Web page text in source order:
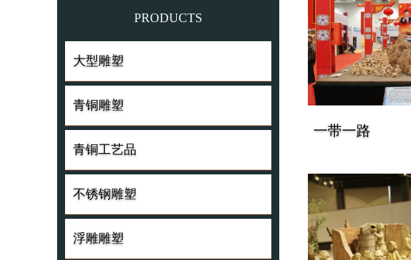
PRODUCTS
大型雕塑 大型雕塑
青铜雕塑 青铜雕塑
青铜工艺品
不锈钢雕塑 不锈钢雕塑
浮雕雕塑 浮雕雕塑
一带一路